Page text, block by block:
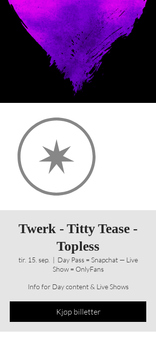
Twerk - Titty Tease -
Topless
tir. 15. sep.
  |
Day Pass = Snapchat — Live
Show = OnlyFans
Info for Day content & Live Shows
Kjøp billetter